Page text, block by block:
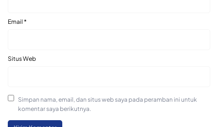
Email *
Situs Web
Simpan nama, email, dan situs web saya pada peramban ini untuk
komentar saya berikutnya.